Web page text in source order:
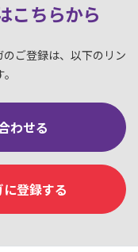
こちらから
ご登録は、以下のリン
わせる
登録する